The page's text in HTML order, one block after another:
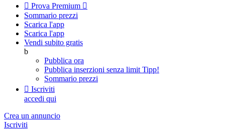
 Prova Premium 
Sommario prezzi
Scarica l'app
Scarica l'app
Vendi subito gratis
b
Pubblica ora
Pubblica inserzioni senza limit Tipp!
Sommario prezzi
 Iscriviti
accedi qui
Crea un annuncio
Iscriviti